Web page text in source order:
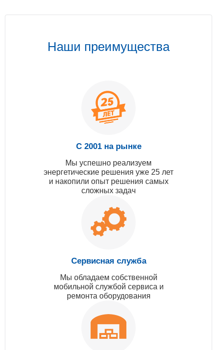
Наши преимущества
С 2001 на рынке
Мы успешно реализуем
энергетические решения уже 25 лет
и накопили опыт решения самых
сложных задач
Сервисная служба
Мы обладаем собственной
мобильной службой сервиса и
ремонта оборудования